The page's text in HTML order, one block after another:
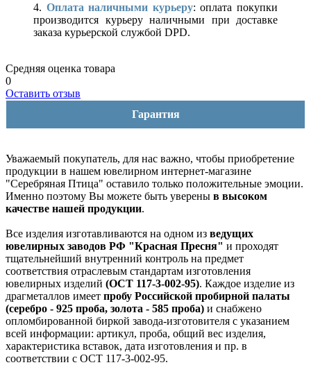
4. Оплата наличными курьеру: оплата покупки
производится курьеру наличными при доставке
заказа курьерской службой DPD.
Средняя оценка товара
0
Оставить отзыв
Гарантия
Уважаемый покупатель, для нас важно, чтобы приобретение
продукции в нашем ювелирном интернет-магазине
"Серебряная Птица" оставило только положительные эмоции.
Именно поэтому Вы можете быть уверены в высоком
качестве нашей продукции.
Все изделия изготавливаются на одном из ведущих
ювелирных заводов РФ "Красная Пресня" и проходят
тщательнейший внутренний контроль на предмет
соответствия отраслевым стандартам изготовления
ювелирных изделий (ОСТ 117-3-002-95). Каждое изделие из
драгметаллов имеет пробу Российской пробирной палаты
(серебро - 925 проба, золота - 585 проба) и снабжено
опломбированной биркой завода-изготовителя с указанием
всей информации: артикул, проба, общий вес изделия,
характеристика вставок, дата изготовления и пр. в
соответствии с ОСТ 117-3-002-95.